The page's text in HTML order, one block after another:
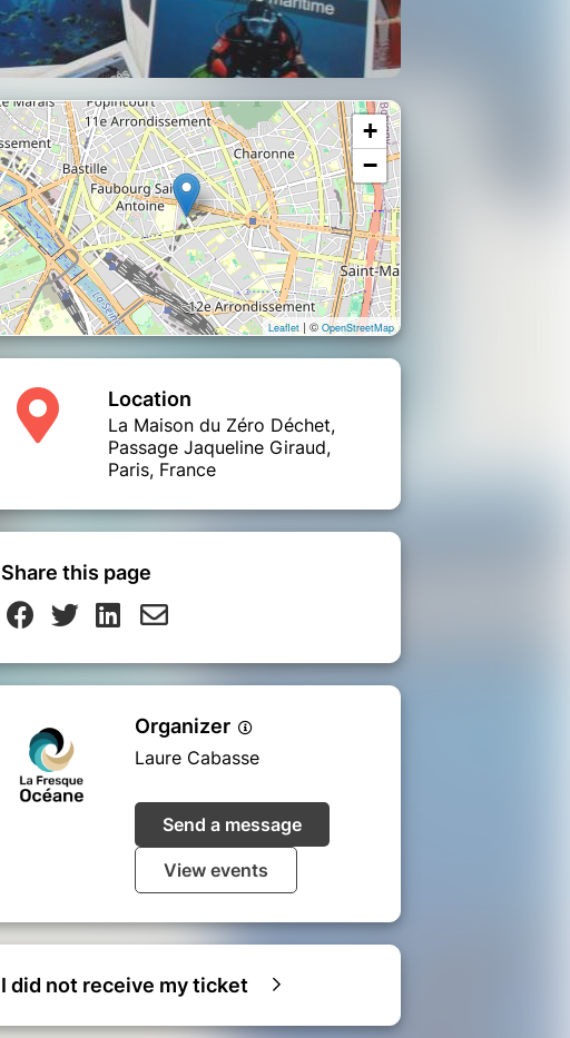
+
−
Leaflet | © OpenStreetMap
Location
La Maison du Zéro Déchet,
Passage Jaqueline Giraud,
Paris, France
Share this page
Organizer
Laure Cabasse
Send a message
View events
I did not receive my ticket